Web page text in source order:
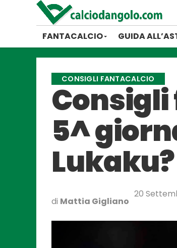
FANTACALCIO GUIDA
CONSIGLI FANTACALCIO
5^
Lukaku?
di Mattia Gigliano
20